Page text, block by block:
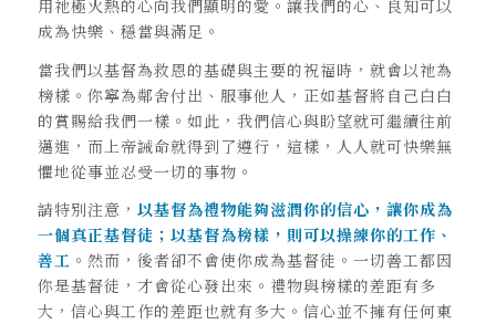
用祂極火熱的心向我們顯明的愛。讓我們的心、良知可以
成為快樂、穩當與滿足。
當我們以基督為救恩的基礎與主要的祝福時，就會以祂為
榜樣。你寧為鄰舍付出、服事他人，正如基督將自己白白
的賞賜給我們一樣。如此，我們信心與盼望就可繼續往前
邁進，而上帝誡命就得到了遵行，這樣，人人就可快樂無
懼地從事並忍受一切的事物。
請特別注意， 以基督為禮物能夠滋潤你的信心，讓你成為
一個真正基督徒；以基督為榜樣，則可以操練你的工作、
善工 。然而，後者卻不會使你成為基督徒。一切善工都因
你是基督徒，才會從心發出來。禮物與榜樣的差距有多
大，信心與工作的差距也就有多大。信心並不擁有任何東